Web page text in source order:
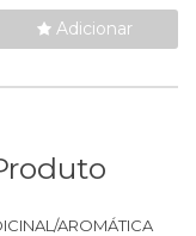
Adicionar
AROMÁTICA